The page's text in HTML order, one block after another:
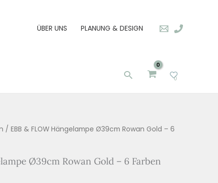
ÜBER UNS PLANUNG & DESIGN
Suchen 0
/ EBB & FLOW Hängelampe Ø39cm Rowan Gold – 6
Ø39cm Rowan Gold – 6 Farben